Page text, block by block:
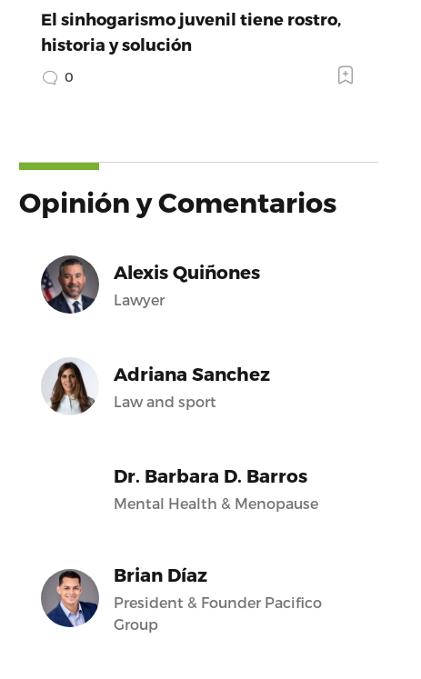
El sinhogarismo juvenil tiene rostro,
historia y solución
0
Opinión y Comentarios
Alexis Quiñones
Lawyer
Adriana Sanchez
Law and sport
Dr. Barbara D. Barros
Mental Health & Menopause
Brian Díaz
President & Founder Pacifico
Group